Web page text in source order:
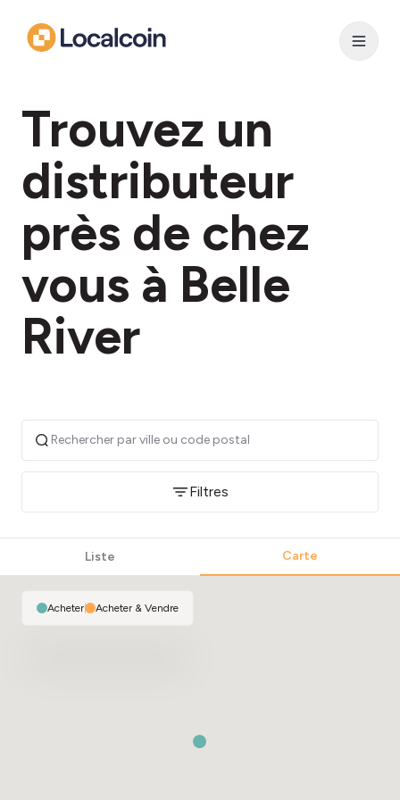
Trouvez un
distributeur
près de chez
vous à Belle
River
Filtres
Liste Carte
Acheter| Acheter & Vendre